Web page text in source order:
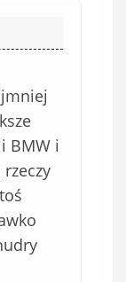
BMW i